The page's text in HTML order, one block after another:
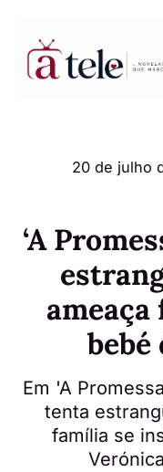
20 de julho
‘A
bebé
Em 'A
tenta
família se